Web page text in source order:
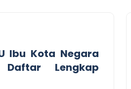
Ibu Kota Negara
Lengkap